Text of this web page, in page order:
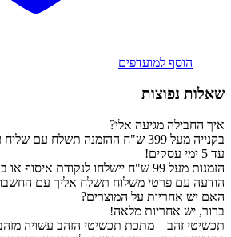
הוסף למועדפים
שאלות נפוצות
איך החבילה מגיעה אלי?
בקנייה מעל 399 ש"ח ההזמנה תשלח
עד 5 ימי עסקים!
הזמנות מעל 99 ש"ח יישלחו לנקודת איסוף או בדואר רשום ללא עלות!
הודעה עם פרטי משלוח תשלח אליך עם
האם יש אחריות על המוצרים?
ברור, יש אחריות מלאה!